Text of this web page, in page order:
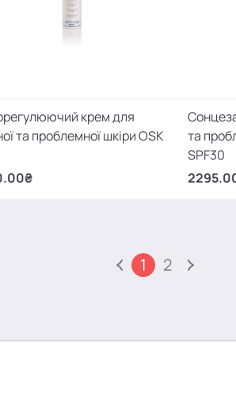
крем для
та проблемної шкіри OSK
та
SPF30
1 2